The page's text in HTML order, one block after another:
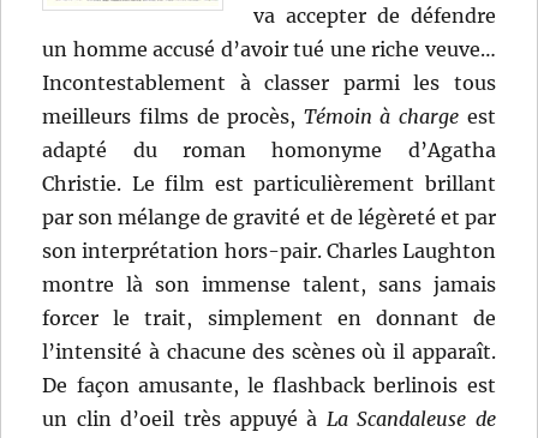
va accepter de défendre
un homme accusé d’avoir tué une riche veuve…
Incontestablement à classer parmi les tous
meilleurs films de procès, Témoin à charge est
adapté du roman homonyme d’Agatha
Christie. Le film est particulièrement brillant
par son mélange de gravité et de légèreté et par
son interprétation hors-pair. Charles Laughton
montre là son immense talent, sans jamais
forcer le trait, simplement en donnant de
l’intensité à chacune des scènes où il apparaît.
De façon amusante, le flashback berlinois est
un clin d’oeil très appuyé à La Scandaleuse de